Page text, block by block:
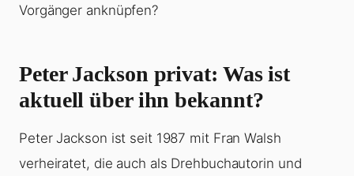
Vorgänger anknüpfen?
Peter Jackson privat: Was ist
aktuell über ihn bekannt?
Peter Jackson ist seit 1987 mit Fran Walsh
verheiratet, die auch als Drehbuchautorin und